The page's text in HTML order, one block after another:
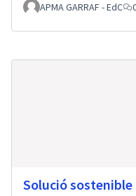
APMA GARRAF - EdC
Solució sostenible